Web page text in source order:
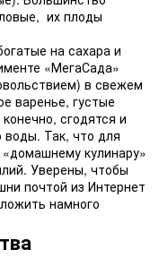
их плоды
на сахара и
«МегаСада»
в свежем
варенье, густые
сгодятся и
воды. Так, что для
кулинару»
Уверены, чтобы
почтой из Интернет
намного